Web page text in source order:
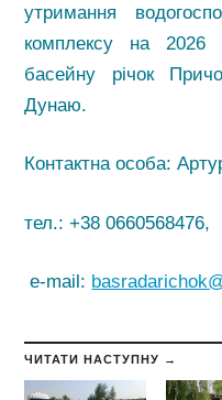
утримання
комплексу на 2026
басейну річок
Дунаю.
Контактна особа:
тел.: +38 0660568476,
e-mail:
ЧИТАТИ НАСТУПНУ →